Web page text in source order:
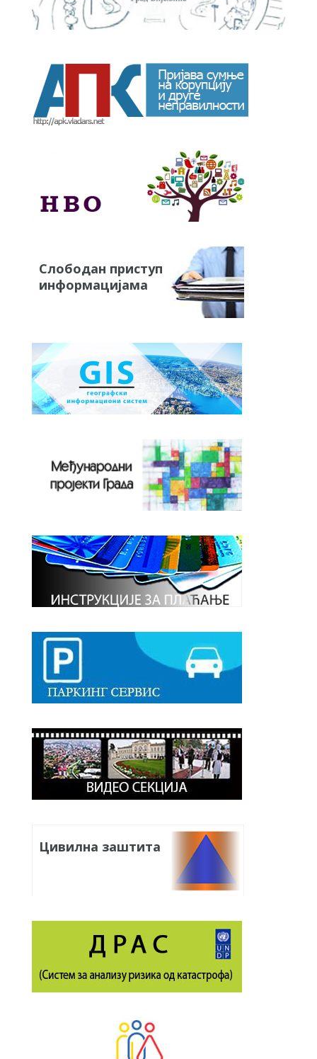
Слободан приступ
информацијама
Цивилна заштита